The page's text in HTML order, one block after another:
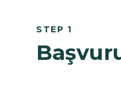
STEP 1